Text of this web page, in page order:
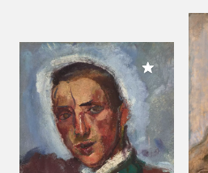
Meiner